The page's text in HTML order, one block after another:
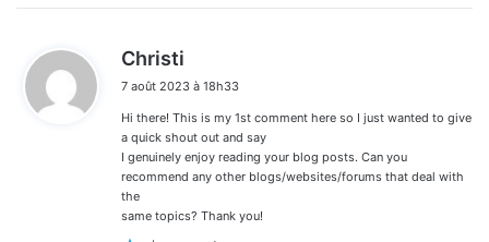
Christi
t
:
7 août 2023 à 18h33
Hi there! This is my 1st comment here so I just wanted to give
a quick shout out and say
I genuinely enjoy reading your blog posts. Can you
recommend any other blogs/websites/forums that deal with
the
same topics? Thank you!